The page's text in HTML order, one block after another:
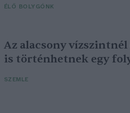
ÉLŐ BOLYGÓNK
Az alacsony
is történhetnek egy
SZEMLE